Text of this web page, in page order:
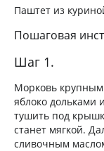
Паштет из
Пошаговая
Шаг 1.
Морковь
яблоко дольками
тушить под
станет мягкой.
сливочным